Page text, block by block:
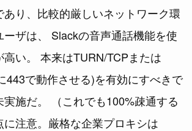
り、比較的厳しいネットワーク環
ザは、 Slackの音声通話機能を使
高い。 本来はTURN/TCPまたは
443で動作させる)を有効にすべきで
施だ。 （これでも100%疎通する
に注意。厳格な企業プロキシは